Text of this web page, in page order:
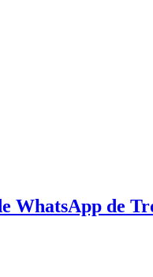
WhatsApp de